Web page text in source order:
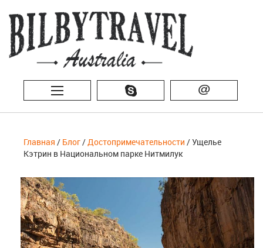
@
Главная / Блог/Достопримечательности / Ущелье
Кэтрин в Национальном парке Нитмилук